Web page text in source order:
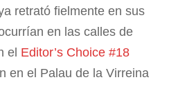
retrató fielmente en sus
en las calles de
el Editor’s Choice #18
en el Palau de la Virreina